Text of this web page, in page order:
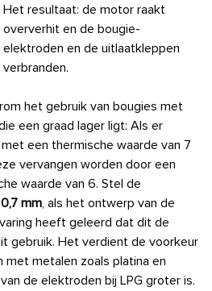
Het resultaat: de motor raakt
oververhit en de bougie-
elektroden en de uitlaatkleppen
verbranden.
het gebruik van bougies met
een graad lager ligt: Als er
een thermische waarde van 7
vervangen worden door een
waarde van 6. Stel de
0,7 mm, als het ontwerp van de
heeft geleerd dat dit de
gebruik. Het verdient de voorkeur
metalen zoals platina en
de elektroden bij LPG groter is.